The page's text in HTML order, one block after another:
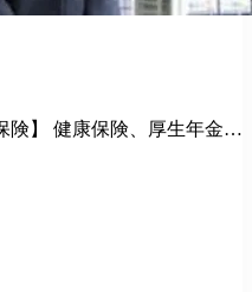
完備 手当（家族／管理職
引越しを伴う
の他補助金制度